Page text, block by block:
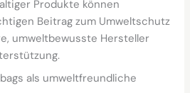
Produkte können
Beitrag zum Umweltschutz
umweltbewusste Hersteller
als umweltfreundliche